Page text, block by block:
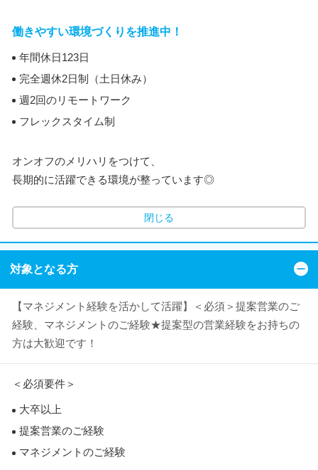
働きやすい環境づくりを推進中！
年間休日123日
完全週休2日制（土日休み）
週2回のリモートワーク
フレックスタイム制
オンオフのメリハリをつけて、
長期的に活躍できる環境が整っています◎
閉じる
対象となる方
【マネジメント経験を活かして活躍】＜必須＞提案営業のご
経験、マネジメントのご経験★提案型の営業経験をお持ちの
方は大歓迎です！
＜必須要件＞
大卒以上
提案営業のご経験
マネジメントのご経験